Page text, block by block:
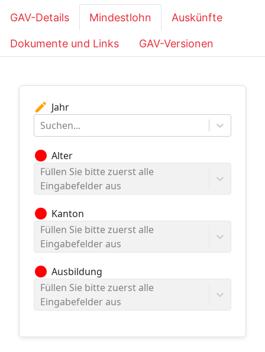
GAV-Details Mindestlohn Auskünfte
Dokumente und Links GAV-Versionen
edit Jahr
Suchen...
circle Alter
Füllen Sie bitte zuerst alle
Eingabefelder aus
circle Kanton
Füllen Sie bitte zuerst alle
Eingabefelder aus
circle Ausbildung
Füllen Sie bitte zuerst alle
Eingabefelder aus